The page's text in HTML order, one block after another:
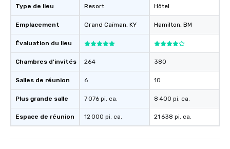
Type de lieu
Emplacement
Évaluation du lieu
Chambres d'invités
Salles de réunion
Plus grande salle
Espace de réunion
Resort
Grand Caïman, KY
264
6
7 076 pi. ca.
12 000 pi. ca.
Hôtel
Hamilton, BM
380
10
8 400 pi. ca.
21 638 pi. ca.